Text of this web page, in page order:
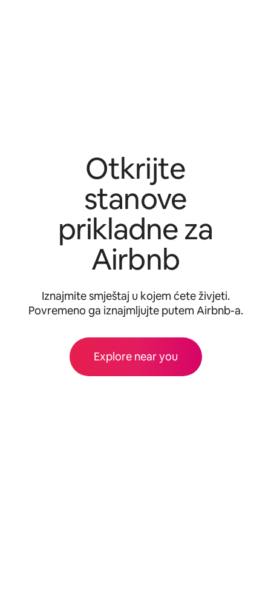
Otkrijte
stanove
prikladne za
Airbnb
Iznajmite smještaj u kojem ćete živjeti.
Povremeno ga iznajmljujte putem Airbnb-a.
Explore near you